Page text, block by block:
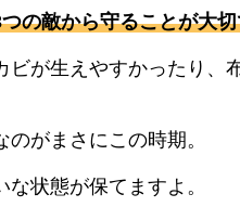
の敵から守ることが大
が生えやすかったり、
がまさにこの時期。
状態が保てますよ。